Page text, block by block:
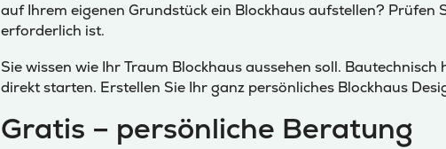
auf Ihrem eigenen Grundstück ein Blockhaus aufstellen? Prüfen
erforderlich ist.
Sie wissen wie Ihr Traum Blockhaus aussehen soll.
direkt starten. Erstellen Sie Ihr ganz persönliches Blockhaus
Gratis – persönliche Beratung